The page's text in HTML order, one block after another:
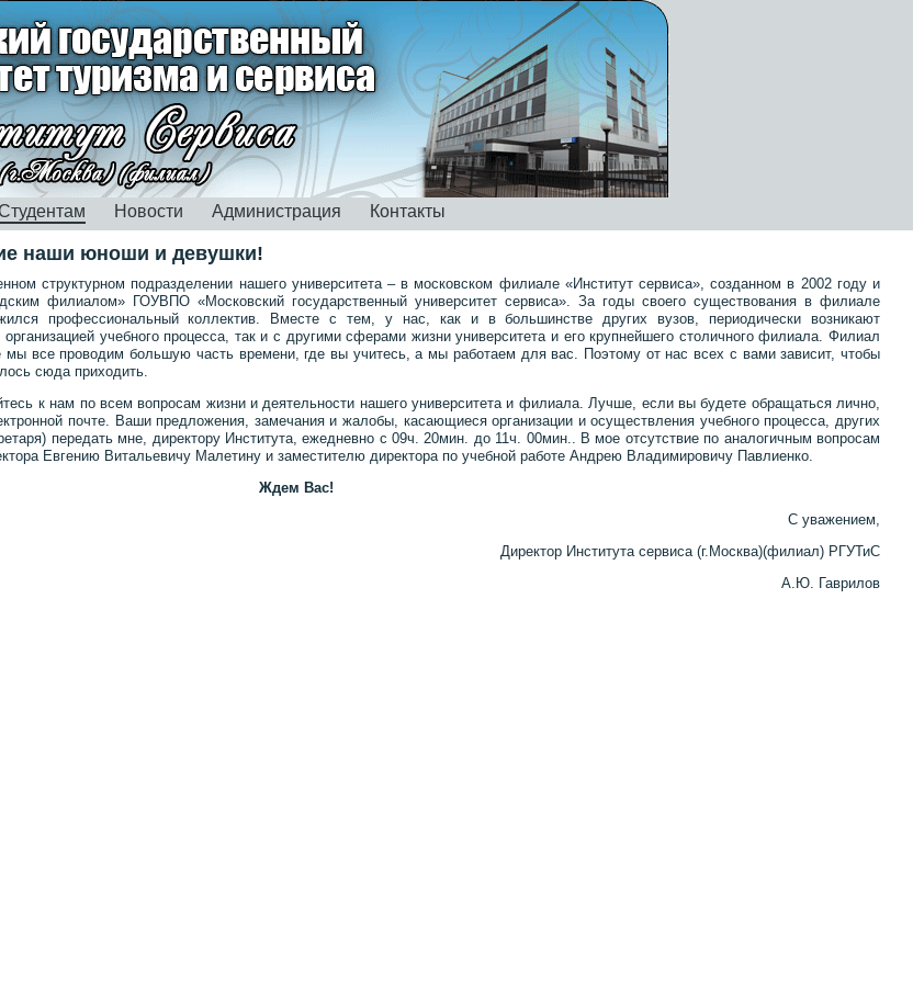
Новости Администрация Контакты
наши юноши и девушки!
структурном подразделении нашего университета – в московском филиале «Институт сервиса», созданном в 2002 году и
филиалом» ГОУВПО «Московский государственный университет сервиса». За годы своего существования в филиале
профессиональный коллектив. Вместе с тем, у нас, как и в большинстве других вузов, периодически возникают
учебного процесса, так и с другими сферами жизни университета и его крупнейшего столичного филиала. Филиал
все проводим большую часть времени, где вы учитесь, а мы работаем для вас. Поэтому от нас всех с вами зависит, чтобы
сюда приходить.
к нам по всем вопросам жизни и деятельности нашего университета и филиала. Лучше, если вы будете обращаться лично,
почте. Ваши предложения, замечания и жалобы, касающиеся организации и осуществления учебного процесса, других
передать мне, директору Института, ежедневно с 09ч. 20мин. до 11ч. 00мин.. В мое отсутствие по аналогичным вопросам
Евгению Витальевичу Малетину и заместителю директора по учебной работе Андрею Владимировичу Павлиенко.
Ждем Вас!
С уважением,
Директор Института сервиса (г.Москва)(филиал) РГУТиС
А.Ю. Гаврилов